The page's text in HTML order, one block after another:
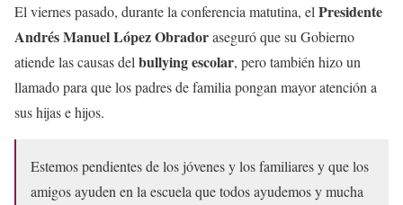
El viernes pasado, durante la conferencia matutina, el Presidente
Andrés Manuel López Obradoraseguró que su Gobierno
atiende las causas del bullying escolar, pero también hizo un
llamado para que los padres de familia pongan mayor atención a
sus hijas e hijos.
Estemos pendientes de los jóvenes y los familiares y que los
amigos ayuden en la escuela que todos ayudemos y mucha